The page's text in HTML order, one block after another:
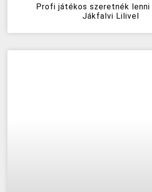
Profi játékos szeretnék
Jákfalvi Lilivel